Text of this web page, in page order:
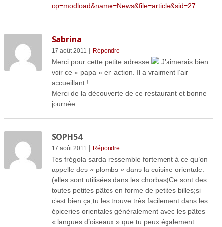
op=modload&name=News&file=article&sid=27
Sabrina
17 août 2011 | Répondre
Merci pour cette petite adresse
J’aimerais bien
voir ce « papa » en action. Il a vraiment l’air
accueillant !
Merci de la découverte de ce restaurant et bonne
journée
SOPH54
17 août 2011 | Répondre
Tes frégola sarda ressemble fortement à ce qu’on
appelle des « plombs « dans la cuisine orientale.
(elles sont utilisées dans les chorbas)Ce sont des
toutes petites pâtes en forme de petites billes;si
c’est bien ça,tu les trouve très facilement dans les
épiceries orientales généralement avec les pâtes
« langues d’oiseaux » que tu peux également